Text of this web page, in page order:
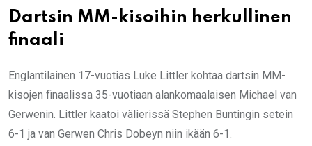
Dartsin MM-kisoihin herkullinen
finaali
Englantilainen 17-vuotias Luke Littler kohtaa dartsin MM-
kisojen finaalissa 35-vuotiaan alankomaalaisen Michael van
Gerwenin. Littler kaatoi välierissä Stephen Buntingin setein
6-1 ja van Gerwen Chris Dobeyn niin ikään 6-1.